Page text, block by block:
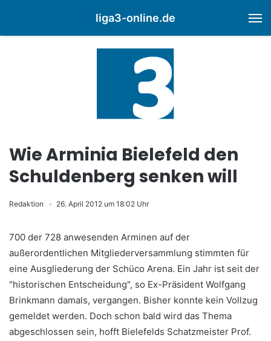
liga3-online.de
Wie Arminia Bielefeld den
Schuldenberg senken will
Redaktion 26. April 2012 um 18:02 Uhr
700 der 728 anwesenden Arminen auf der
außerordentlichen Mitgliederversammlung stimmten für
eine Ausgliederung der Schüco Arena. Ein Jahr ist seit der
"historischen Entscheidung", so Ex-Präsident Wolfgang
Brinkmann damals, vergangen. Bisher konnte kein Vollzug
gemeldet werden. Doch schon bald wird das Thema
abgeschlossen sein, hofft Bielefelds Schatzmeister Prof.